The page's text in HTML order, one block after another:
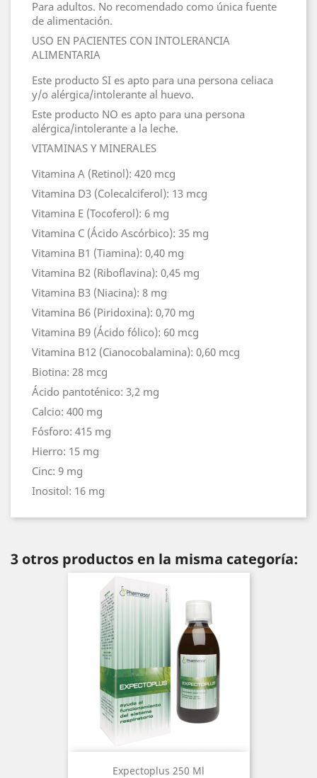
Para adultos. No recomendado como única fuente
de alimentación.
USO EN PACIENTES CON INTOLERANCIA
ALIMENTARIA
Este producto SI es apto para una persona celiaca
y/o alérgica/intolerante al huevo.
Este producto NO es apto para una persona
alérgica/intolerante a la leche.
VITAMINAS Y MINERALES
Vitamina A (Retinol): 420 mcg
Vitamina D3 (Colecalciferol): 13 mcg
Vitamina E (Tocoferol): 6 mg
Vitamina C (Ácido Ascórbico): 35 mg
Vitamina B1 (Tiamina): 0,40 mg
Vitamina B2 (Riboflavina): 0,45 mg
Vitamina B3 (Niacina): 8 mg
Vitamina B6 (Piridoxina): 0,70 mg
Vitamina B9 (Ácido fólico): 60 mcg
Vitamina B12 (Cianocobalamina): 0,60 mcg
Biotina: 28 mcg
Ácido pantoténico: 3,2 mg
Calcio: 400 mg
Fósforo: 415 mg
Hierro: 15 mg
Cinc: 9 mg
Inositol: 16 mg
3 otros productos en la misma categoría:
Expectoplus 250 Ml